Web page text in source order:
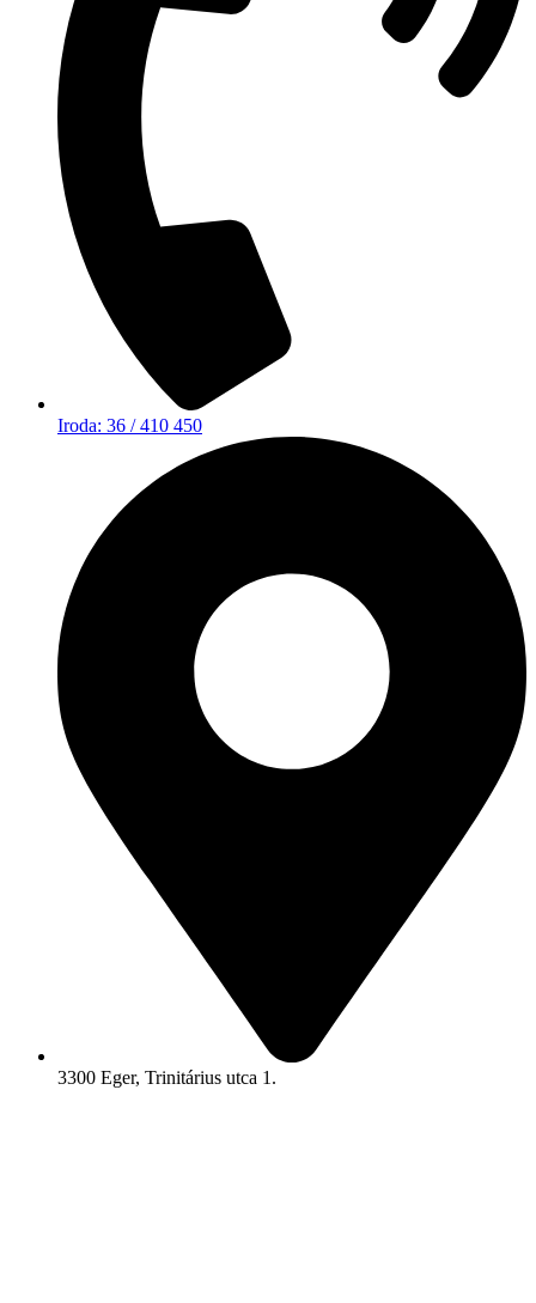
Iroda: 36 / 410 450
3300 Eger, Trinitárius utca 1.